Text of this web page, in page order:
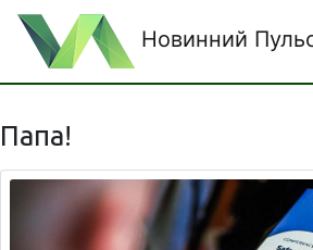
Новинний
Папа!